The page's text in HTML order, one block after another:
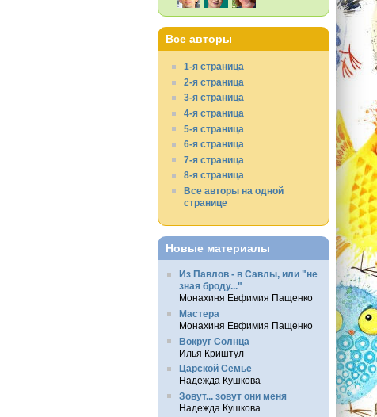
Все авторы
1-я страница
2-я страница
3-я страница
4-я страница
5-я страница
6-я страница
7-я страница
8-я страница
Все авторы на одной
странице
Новые материалы
Из Павлов - в Савлы, или "не
зная броду..."
Монахиня Евфимия Пащенко
Мастера
Монахиня Евфимия Пащенко
Вокруг Солнца
Илья Криштул
Царской Семье
Надежда Кушкова
Зовут... зовут они меня
Надежда Кушкова